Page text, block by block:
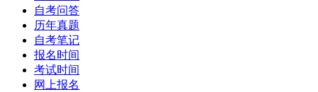
自考问答
历年真题
自考笔记
报名时间
考试时间
网上报名